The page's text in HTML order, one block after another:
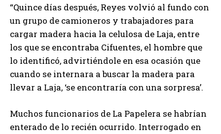
“Quince días después, Reyes volvió al fundo con
un grupo de camioneros y trabajadores para
cargar madera hacia la celulosa de Laja, entre
los que se encontraba Cifuentes, el hombre que
lo identificó, advirtiéndole en esa ocasión que
cuando se internara a buscar la madera para
llevar a Laja, ‘se encontraría con una sorpresa’.
Muchos funcionarios de La Papelera se habrían
enterado de lo recién ocurrido. Interrogado en